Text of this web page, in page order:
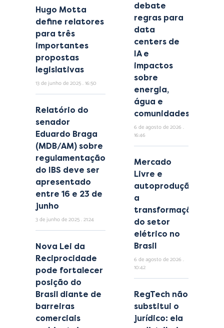
Hugo Motta
define relatores
para três
importantes
propostas
legislativas
13 de junho de 2025 16:50
Relatório do
senador
Eduardo Braga
(MDB/AM) sobre
regulamentação
do IBS deve ser
apresentado
entre 16 e 23 de
junho
3 de junho de 2025 21:24
Nova Lei da
Reciprocidade
pode fortalecer
posição do
Brasil diante de
barreiras
comerciais
debate
regras para
data
centers de
IA e
impactos
sobre
energia,
água e
comunidades
6 de agosto de 2026
16:46
Mercado
Livre e
autoprodução:
a
transformação
do setor
elétrico no
Brasil
6 de agosto de 2026
10:42
RegTech não
substitui o
jurídico: ela